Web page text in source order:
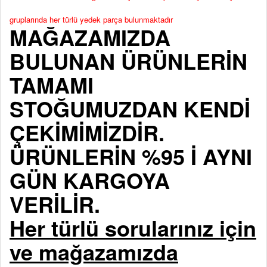
gruplarında her türlü yedek parça bulunmaktadır
MAĞAZAMIZDA
BULUNAN ÜRÜNLERİN
TAMAMI
STOĞUMUZDAN KENDİ
ÇEKİMİMİZDİR.
ÜRÜNLERİN %95 İ AYNI
GÜN KARGOYA
VERİLİR.
Her türlü sorularınız için
ve mağazamızda